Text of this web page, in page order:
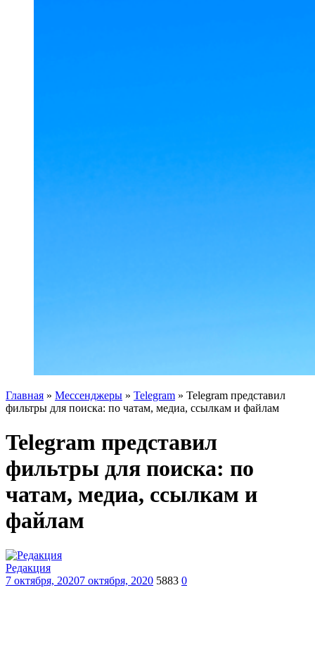
Главная » Мессенджеры » Telegram » Telegram представил
фильтры для поиска: по чатам, медиа, ссылкам и файлам
Telegram представил
фильтры для поиска: по
чатам, медиа, ссылкам и
файлам
Редакция
7 октября, 20207 октября, 2020 5883 0